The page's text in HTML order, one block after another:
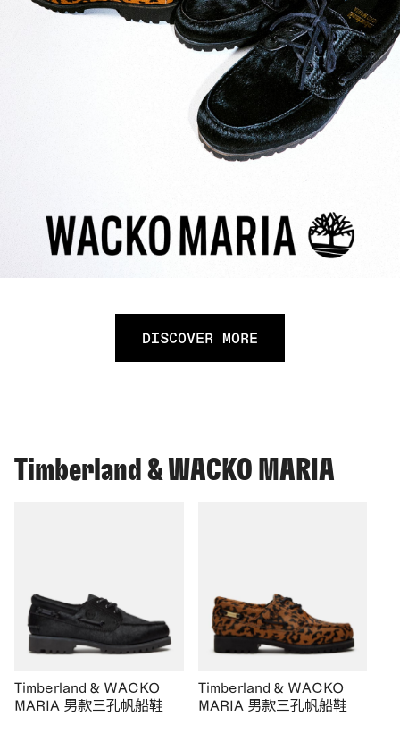
DISCOVER MORE
Timberland & WACKO MARIA
Timberland & WACKO
MARIA 男款三孔帆船鞋
Timberland & WACKO
MARIA 男款三孔帆船鞋